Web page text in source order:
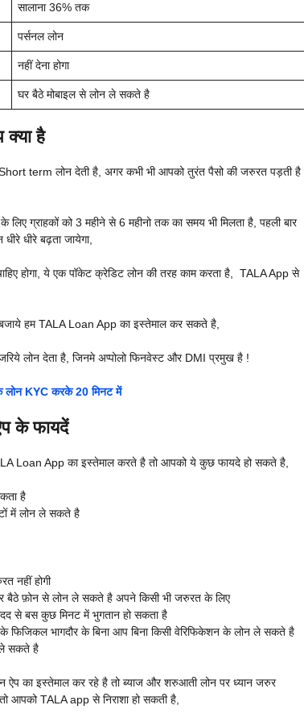
सालाना 36% तक
पर्सनल लोन
नहीं देना होगा
घर बैठे मोबाइल से लोन ले सकते है
है
term लोन देती है, अगर कभी भी आपको तुरंत पैसो की जरुरत पड़ती है
ग्राहकों को 3 महीने से 6 महीनो तक का समय भी मिलता है, पहली बार
धीरे बढ़ता जायेगा,
होगा, ये एक पॉकेट क्रेडिट लोन की तरह काम करता है, TALA App से
बजाये हम TALA Loan App का इस्तेमाल कर सकते है,
लोन देता है, जिनमे अप्पोलो फिनवेस्ट और DMI प्रमुख है !
KYC करके 20 मिनट में
के फायदें
Loan App का इस्तेमाल करते है तो आपको ये कुछ फायदे हो सकते है,
है
में लोन ले सकते है
नहीं होगी
बैठे फ़ोन से लोन ले सकते है अपने किसी भी जरुरत के लिए
से बस कुछ मिनट में भुगतान हो सकता है
भागदौर के बिना आप बिना किसी वेरिफिकेशन के लोन ले सकते है
ले सकते है
का इस्तेमाल कर रहे है तो ब्याज और शरुआती लोन पर ध्यान जरुर
आपको TALA app से निराशा हो सकती है,